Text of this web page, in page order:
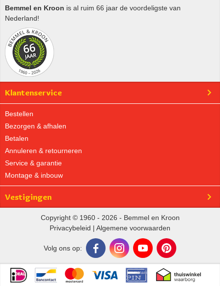
Bemmel en Kroon is al ruim 66 jaar de voordeligste van
Nederland!
Klantenservice
Bestellen
Bezorgen & afhalen
Betalen
Annuleren & retourneren
Service & garantie
Montage & inbouw
Vestigingen
Copyright © 1960 - 2026 - Bemmel en Kroon
Privacybeleid | Algemene voorwaarden
Volg ons op: